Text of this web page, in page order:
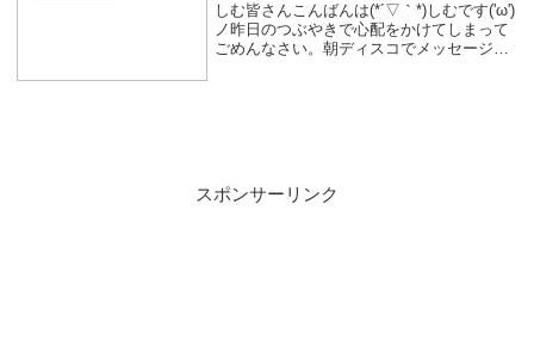
しむ皆さんこんばんは(*´▽｀*)しむです('ω')
ノ昨日のつぶやきで心配をかけてしまって
ごめんなさい。朝ディスコでメッセージ貰
スポンサーリンク